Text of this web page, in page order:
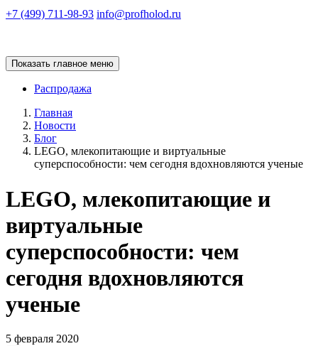
+7 (499) 711-98-93 info@profholod.ru
Показать главное меню
Распродажа
Главная
Новости
Блог
LEGO, млекопитающие и виртуальные
суперспособности: чем сегодня вдохновляются ученые
LEGO, млекопитающие и
виртуальные
суперспособности: чем
сегодня вдохновляются
ученые
5 февраля 2020